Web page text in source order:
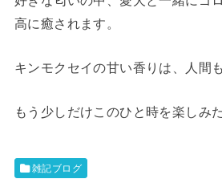
高に癒されます。
キンモクセイの甘い香りは、人間
もう少しだけこのひと時を楽しみ
雑記ブログ